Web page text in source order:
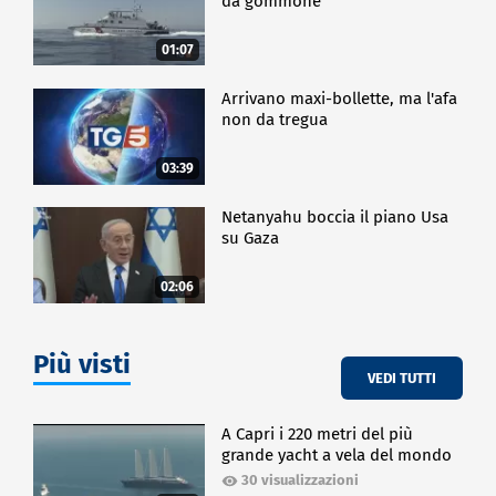
01:07
03:39
Arrivano maxi-bollette, ma l'afa
non da tregua
02:06
Netanyahu boccia il piano Usa
su Gaza
Più visti VEDI TUTTI
A Capri i 220 metri del più
grande yacht a vela del mondo
30 visualizzazioni